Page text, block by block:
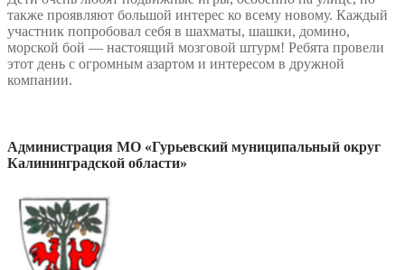
также проявляют большой интерес ко всему новому. Каждый
участник попробовал себя в шахматы, шашки, домино,
морской бой — настоящий мозговой штурм! Ребята провели
этот день с огромным азартом и интересом в дружной
компании.
Администрация МО «Гурьевский муниципальный округ
Калининградской области»